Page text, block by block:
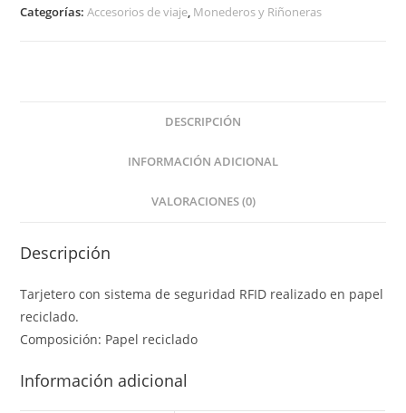
Categorías:Accesorios de viaje, Monederos y Riñoneras
DESCRIPCIÓN
INFORMACIÓN ADICIONAL
VALORACIONES (0)
Descripción
Tarjetero con sistema de seguridad RFID realizado en papel
reciclado.
Composición: Papel reciclado
Información adicional